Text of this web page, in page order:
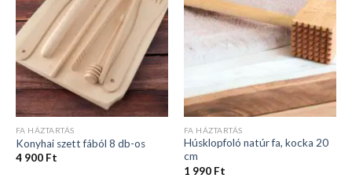
FA HÁZTARTÁS
Konyhai szett fából 8 db-os
4 900 Ft
FA HÁZTARTÁS
Húsklopfoló natúr fa, kocka 20
cm
1 990 Ft